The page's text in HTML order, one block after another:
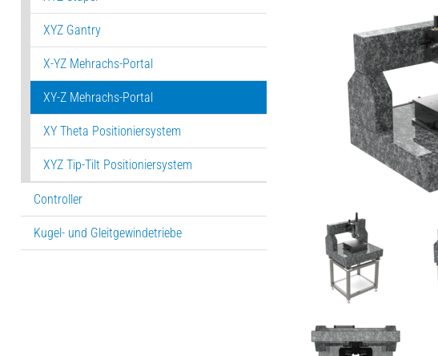
XYZ Gantry
X-YZ Mehrachs-Portal
XY-Z Mehrachs-Portal
XY Theta Positioniersystem
XYZ Tip-Tilt Positioniersystem
Controller
Kugel- und Gleitgewindetriebe